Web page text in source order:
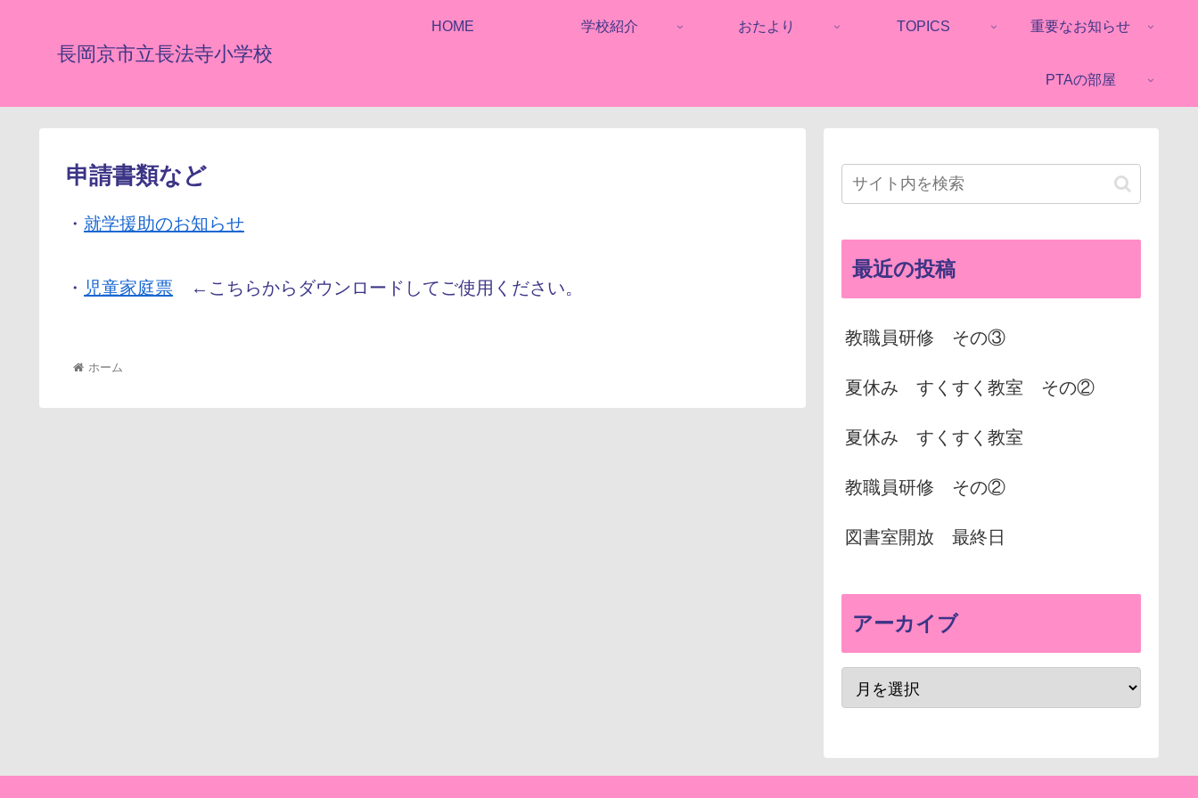
長岡京市立長法寺小学校
HOME 学校紹介 おたより TOPICS 重要なお知らせ
PTAの部屋
申請書類など
・ 就学援助のお知らせ
・ 児童家庭票 ←こちらからダウンロードしてご使用ください。
ホーム
最近の投稿
教職員研修 その③
夏休み すくすく教室 その②
夏休み すくすく教室
教職員研修 その②
図書室開放 最終日
アーカイブ